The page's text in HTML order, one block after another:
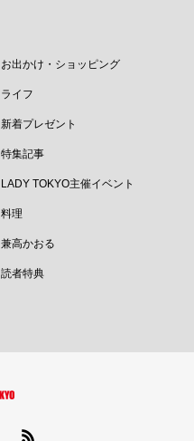
お出かけ・ショッピング
ライフ
新着プレゼント
特集記事
LADY TOKYO主催イベント
料理
兼高かおる
読者特典